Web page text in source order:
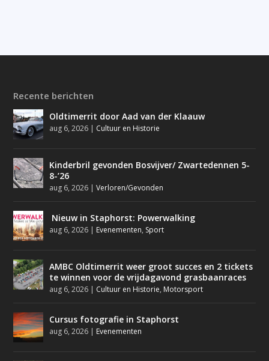
Recente berichten
Oldtimerrit door Aad van der Klaauw
aug 6, 2026 | Cultuur en Historie
Kinderbril gevonden Bosvijver/ Zwartedennen 5-
8-’26
aug 6, 2026 |Verloren/Gevonden
Nieuw in Staphorst: Powerwalking
aug 6, 2026 | Evenementen, Sport
AMBC Oldtimerrit weer groot succes en 2 tickets
te winnen voor de vrijdagavond grasbaanraces
aug 6, 2026 | Cultuur en Historie, Motorsport
Cursus fotografie in Staphorst
aug 6, 2026 | Evenementen